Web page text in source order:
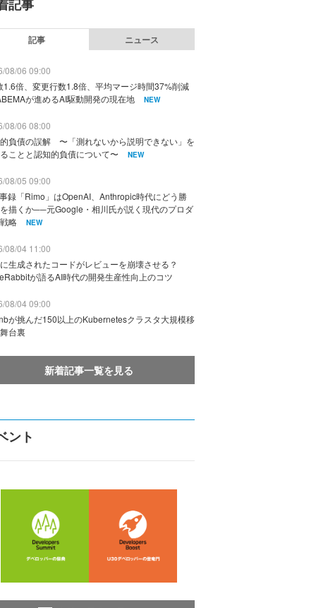
記事
記事 ニュース
08/06 09:00
1.6倍、変更行数1.8倍、平均マージ時間37%削減
が進めるAI駆動開発の現在地
NEW
08/06 08:00
負債の誤解 〜「測れないから説明できない」を
ことと認知的負債について〜
NEW
08/05 09:00
録「Rimo」はOpenAI、Anthropic時代にどう勝
描くか──元Google・相川氏が説く現代のプロダ
略
NEW
08/04 11:00
生成されたコードがレビューを崩壊させる？
が語るAI時代の開発生産性向上のコツ
08/04 09:00
が挑んだ150以上のKubernetesクラスタ大規模移
台裏
新着記事一覧を見る
ント